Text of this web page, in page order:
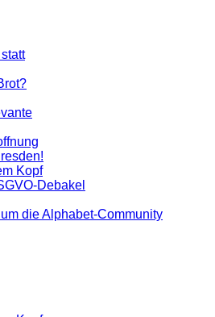
Kopf
Debakel
die Alphabet-Community